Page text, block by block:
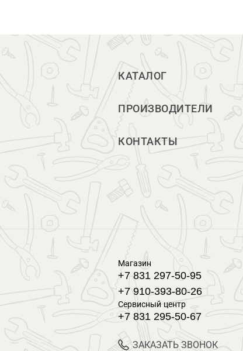
КАТАЛОГ
ПРОИЗВОДИТЕЛИ
КОНТАКТЫ
Магазин
+7 831 297-50-95
+7 910-393-80-26
Сервисный центр
+7 831 295-50-67
ЗАКАЗАТЬ ЗВОНОК